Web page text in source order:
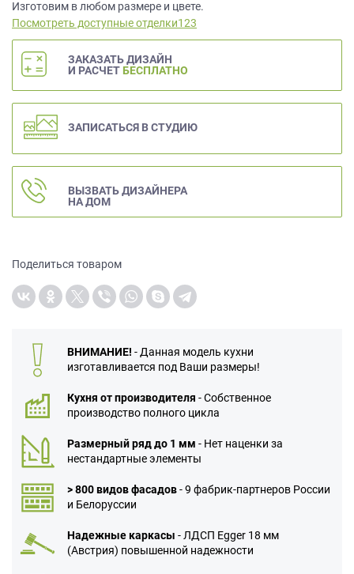
Изготовим в любом размере и цвете.
Посмотреть доступные отделки123
ЗАКАЗАТЬ ДИЗАЙН
И РАСЧЕТ БЕСПЛАТНО
ЗАПИСАТЬСЯ В СТУДИЮ
ВЫЗВАТЬ ДИЗАЙНЕРА
НА ДОМ
Поделиться товаром
ВНИМАНИЕ! - Данная модель кухни
изготавливается под Ваши размеры!
Кухня от производителя - Собственное
производство полного цикла
Размерный ряд до 1 мм - Нет наценки за
нестандартные элементы
> 800 видов фасадов- 9 фабрик-партнеров России
и Белоруссии
Надежные каркасы - ЛДСП Egger 18 мм
(Австрия) повышенной надежности
данных.